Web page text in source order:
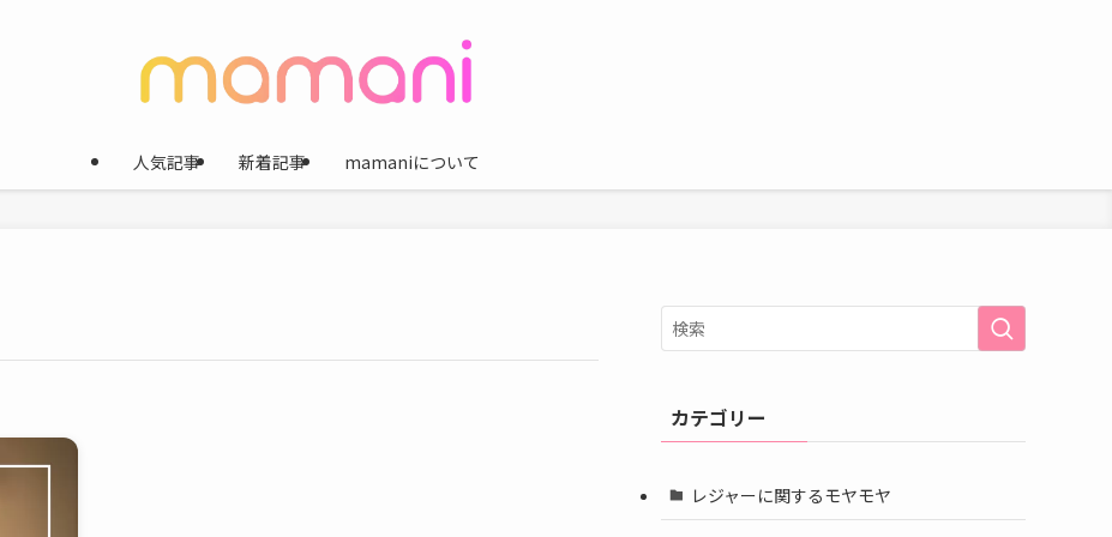
人気記事 新着記事 mamaniについて
カテゴリー
レジャーに関するモヤモヤ